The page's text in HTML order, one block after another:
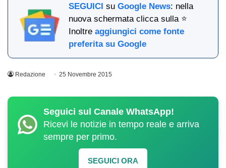
SEGUICI suGoogle News: nella
nuova schermata clicca sulla ⭐
Inoltreaggiungici come fonte
preferita su Google
Redazione 25 Novembre 2015
Seguici sul Canale WhatsApp!
Ricevi le notizie in tempo reale e arriva
sempre per primo.
SEGUICI ORA